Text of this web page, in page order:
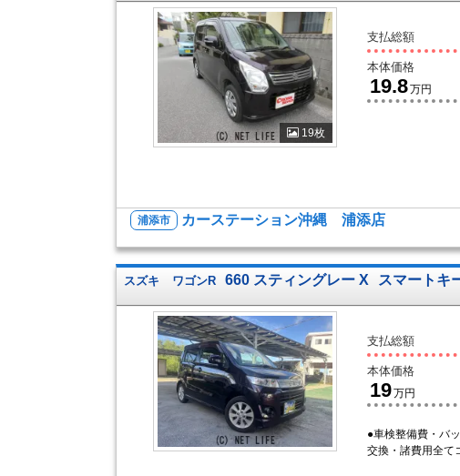
19枚
支払総額
本体価格
19.8万円
浦添市 カーステーション沖縄 浦添店
スズキ ワゴンR 660 スティングレー X スマートキ
支払総額
本体価格
19万円
●車検整備費・バ
交換・諸費用全